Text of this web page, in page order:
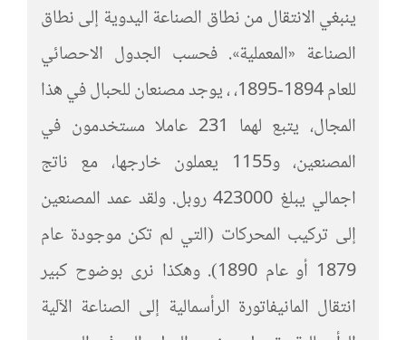
ينبغي الانتقال من نطاق الصناعة اليدوية إلى نطاق
الصناعة «المعملية». فحسب الجدول الاحصائي
للعام 1894-1895، ، يوجد مصنعان للحبال في هذا
المجال، يتبع لهما 231 عاملا مستخدمون في
المصنعين، و1155 يعملون خارجها، مع ناتج
اجمالي يبلغ 423000 روبل. ولقد عمد المصنعين
إلى تركيب المحركات (التي لم تكن موجودة عام
1879 أو عام 1890). وهكذا نرى بوضوح كبير
انتقال المانيفاتورة الرأسمالية إلى الصناعة الآلية